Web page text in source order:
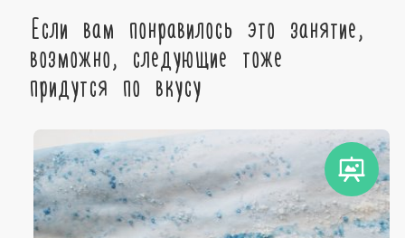
Если вам понравилось это занятие,
возможно, следующие тоже
придутся по вкусу